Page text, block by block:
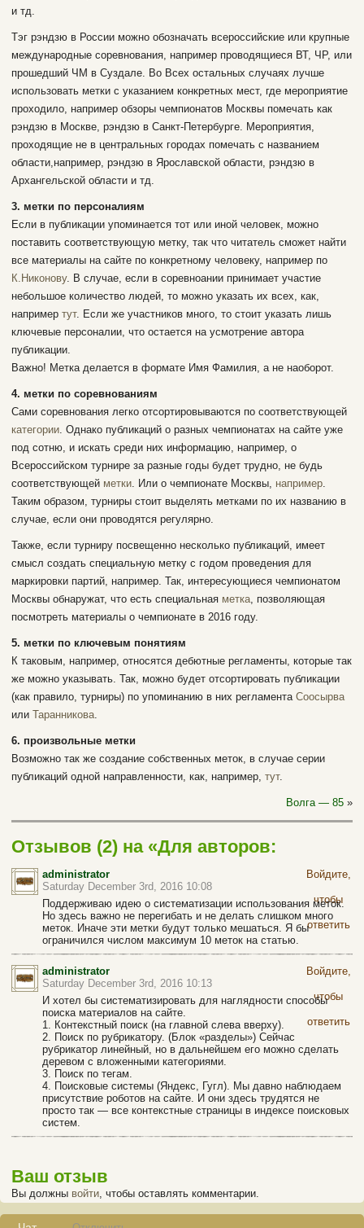
и тд.
Тэг рэндзю в России можно обозначать всероссийские или крупные
международные соревнования, например проводящиеся ВТ, ЧР, или
прошедший ЧМ в Суздале. Во Всех остальных случаях лучше
использовать метки с указанием конкретных мест, где мероприятие
проходило, например обзоры чемпионатов Москвы помечать как
рэндзю в Москве, рэндзю в Санкт-Петербурге. Мероприятия,
проходящие не в центральных городах помечать с названием
области,например, рэндзю в Ярославской области, рэндзю в
Архангельской области и тд.
3. метки по персоналиям
Если в публикации упоминается тот или иной человек, можно
поставить соответствующую метку, так что читатель сможет найти
все материалы на сайте по конкретному человеку, например по
К.Никонову. В случае, если в соревноании принимает участие
небольшое количество людей, то можно указать их всех, как,
например тут. Если же участников много, то стоит указать лишь
ключевые персоналии, что остается на усмотрение автора
публикации.
Важно! Метка делается в формате Имя Фамилия, а не наоборот.
4. метки по соревнованиям
Сами соревнования легко отсортировываются по соответствующей
категории. Однако публикаций о разных чемпионатах на сайте уже
под сотню, и искать среди них информацию, например, о
Всероссийском турнире за разные годы будет трудно, не будь
соответствующей метки. Или о чемпионате Москвы, например.
Таким образом, турниры стоит выделять метками по их названию в
случае, если они проводятся регулярно.
Также, если турниру посвещенно несколько публикаций, имеет
смысл создать специальную метку с годом проведения для
маркировки партий, например. Так, интересующиеся чемпионатом
Москвы обнаружат, что есть специальная метка, позволяющая
посмотреть материалы о чемпионате в 2016 году.
5. метки по ключевым понятиям
К таковым, например, относятся дебютные регламенты, которые так
же можно указывать. Так, можно будет отсортировать публикации
(как правило, турниры) по упоминанию в них регламента Соосырва
или Таранникова.
6. произвольные метки
Возможно так же создание собственных меток, в случае серии
публикаций одной направленности, как, например, тут.
Волга — 85 »
Отзывов (2) на «Для авторов:
использование меток»
administrator
Saturday December 3rd, 2016 10:08
Войдите,
чтобы
ответить
Поддерживаю идею о систематизации использования меток.
Но здесь важно не перегибать и не делать слишком много
меток. Иначе эти метки будут только мешаться. Я бы
ограничился числом максимум 10 меток на статью.
administrator
Saturday December 3rd, 2016 10:13
Войдите,
чтобы
ответить
И хотел бы систематизировать для наглядности способы
поиска материалов на сайте.
1. Контекстный поиск (на главной слева вверху).
2. Поиск по рубрикатору. (Блок «разделы») Сейчас
рубрикатор линейный, но в дальнейшем его можно сделать
деревом с вложенными категориями.
3. Поиск по тегам.
4. Поисковые системы (Яндекс, Гугл). Мы давно наблюдаем
присутствие роботов на сайте. И они здесь трудятся не
просто так — все контекстные страницы в индексе поисковых
систем.
Ваш отзыв
Вы должны войти, чтобы оставлять комментарии.